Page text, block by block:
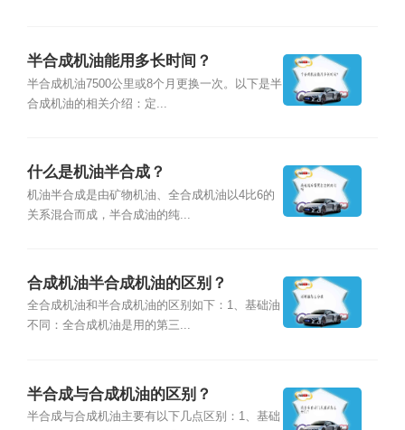
半合成机油能用多长时间？
半合成机油7500公里或8个月更换一次。以下是半
合成机油的相关介绍：定...
什么是机油半合成？
机油半合成是由矿物机油、全合成机油以4比6的
关系混合而成，半合成油的纯...
合成机油半合成机油的区别？
全合成机油和半合成机油的区别如下：1、基础油
不同：全合成机油是用的第三...
半合成与合成机油的区别？
半合成与合成机油主要有以下几点区别：1、基础